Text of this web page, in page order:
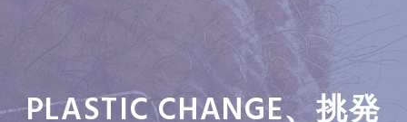
ュ
PLASTIC CHANGE、挑発